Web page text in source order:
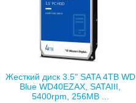
Жесткий диск 3.5" SATA 4TB WD
Blue WD40EZAX, SATAIII,
5400rpm, 256MB ...